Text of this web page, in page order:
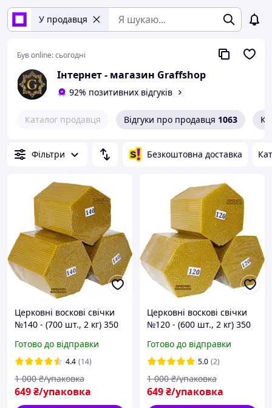
У продавця
Був online:сьогодні
Інтернет - магазин Graffshop
92% позитивних відгуків
Каталог продавця Відгуки про продавця 1063
Фільтри Безкоштовна доставка
Церковні воскові свічки
№140 - (700 шт., 2 кг) 350
приємним медовим
ароматом і теплим
золотистим кольором
Готово до відправки
4.4 (14)
649₴/упаковка
1 000 ₴/упаковка
Церковні воскові свічки
№120 - (600 шт., 2 кг) 350
приємним медовим
ароматом і теплим
золотистим кольором
Готово до відправки
5.0 (2)
649₴/упаковка
1 000 ₴/упаковка